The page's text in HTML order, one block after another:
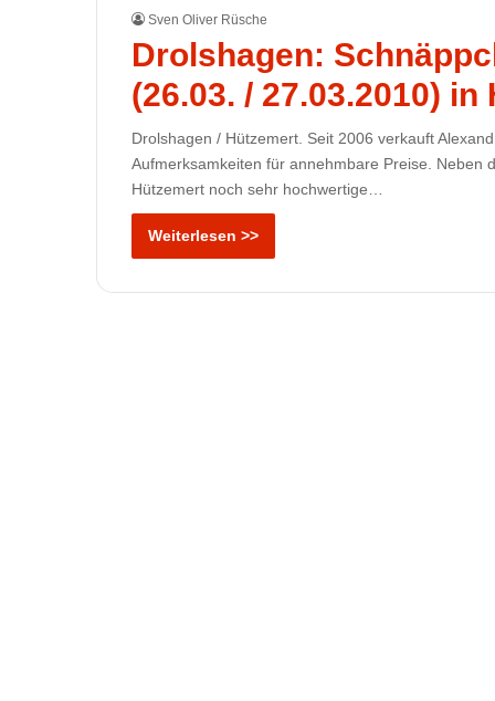
Sven Oliver Rüsche
Drolshagen:
(26.03. / 27.03.2010) in
Drolshagen / Hützemert. Seit 2006 verkauft
Aufmerksamkeiten für annehmbare Preise. Neben
Hützemert noch sehr hochwertige…
Weiterlesen >>